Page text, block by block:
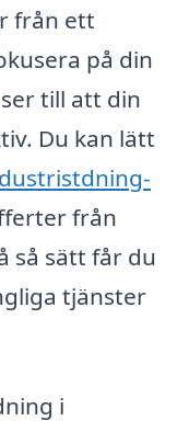
från ett
på din
till att din
Du kan lätt
från
så sätt får du
tjänster
i